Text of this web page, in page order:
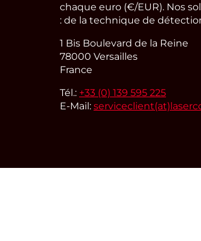
chaque euro (€/EUR). Nos
: de la technique de
1 Bis Boulevard de la Reine
78000 Versailles
France
Tél.: +33 (0) 139 595 225
E-Mail: serviceclient(at)